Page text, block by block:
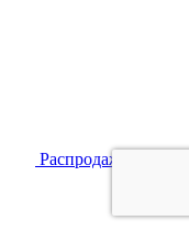
Распродажа